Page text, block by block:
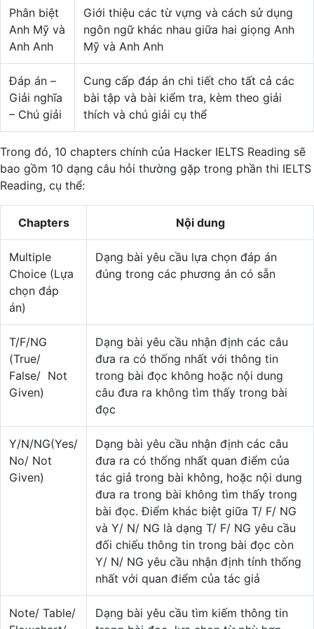
Phân biệt
Anh Mỹ và
Anh Anh
Giới thiệu các từ vựng và cách sử dụng
ngôn ngữ khác nhau giữa hai giọng Anh
Mỹ và Anh Anh
Đáp án –
Giải nghĩa
– Chú giải
Cung cấp đáp án chi tiết cho tất cả các
bài tập và bài kiểm tra, kèm theo giải
thích và chú giải cụ thể
Trong đó, 10 chapters chính của Hacker IELTS Reading sẽ
bao gồm 10 dạng câu hỏi thường gặp trong phần thi IELTS
Reading, cụ thể:
Chapters Nội dung
Multiple
Choice (Lựa
chọn đáp
án)
Dạng bài yêu cầu lựa chọn đáp án
đúng trong các phương án có sẵn
T/F/NG
(True/
False/ Not
Given)
Dạng bài yêu cầu nhận định các câu
đưa ra có thống nhất với thông tin
trong bài đọc không hoặc nội dung
câu đưa ra không tìm thấy trong bài
đọc
Y/N/NG(Yes/
No/ Not
Given)
Dạng bài yêu cầu nhận định các câu
đưa ra có thống nhất quan điểm của
tác giả trong bài không, hoặc nội dung
đưa ra trong bài không tìm thấy trong
bài đọc. Điểm khác biệt giữa T/ F/ NG
và Y/ N/ NG là dạng T/ F/ NG yêu cầu
đối chiếu thông tin trong bài đọc còn
Y/ N/ NG yêu cầu nhận định tính thống
nhất với quan điểm của tác giả
Note/ Table/
Dạng bài yêu cầu tìm kiếm thông tin